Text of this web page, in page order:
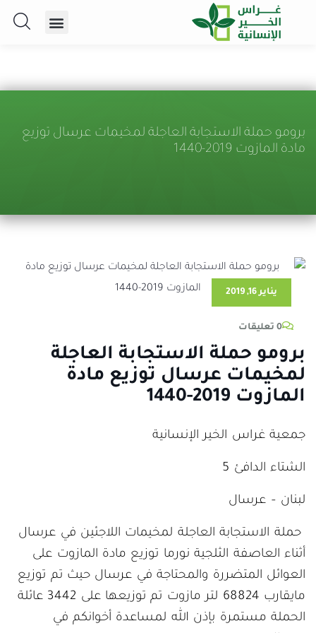
برومو حملة الاستجابة العاجلة لمخيمات عرسال توزيع
مادة المازوت 2019-1440
يناير 16, 2019
0 تعليقات
برومو حملة الاستجابة العاجلة
لمخيمات عرسال توزيع مادة
المازوت 2019-1440
جمعية غراس الخير الإنسانية
الشتاء الدافئ 5
لبنان – عرسال
حملة الاستجابة العاجلة لمخيمات اللاجئين في عرسال
أثناء العاصفة الثلجية نورما توزيع مادة المازوت على
العوائل المتضررة والمحتاجة في عرسال حيث تم توزيع
مايقارب 68824 لتر مازوت تم توزيعها على 3442 عائلة
الحملة مستمرة بإذن الله لمساعدة أخوانكم في